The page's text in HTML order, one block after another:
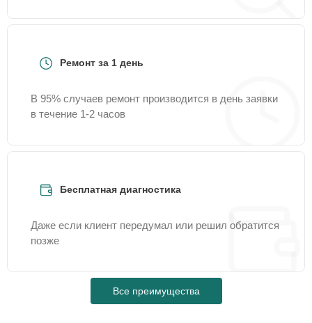
Ремонт за 1 день
В 95% случаев ремонт производится в день заявки
в течение 1-2 часов
Бесплатная диагностика
Даже если клиент передумал или решил обратится
позже
Все преимущества